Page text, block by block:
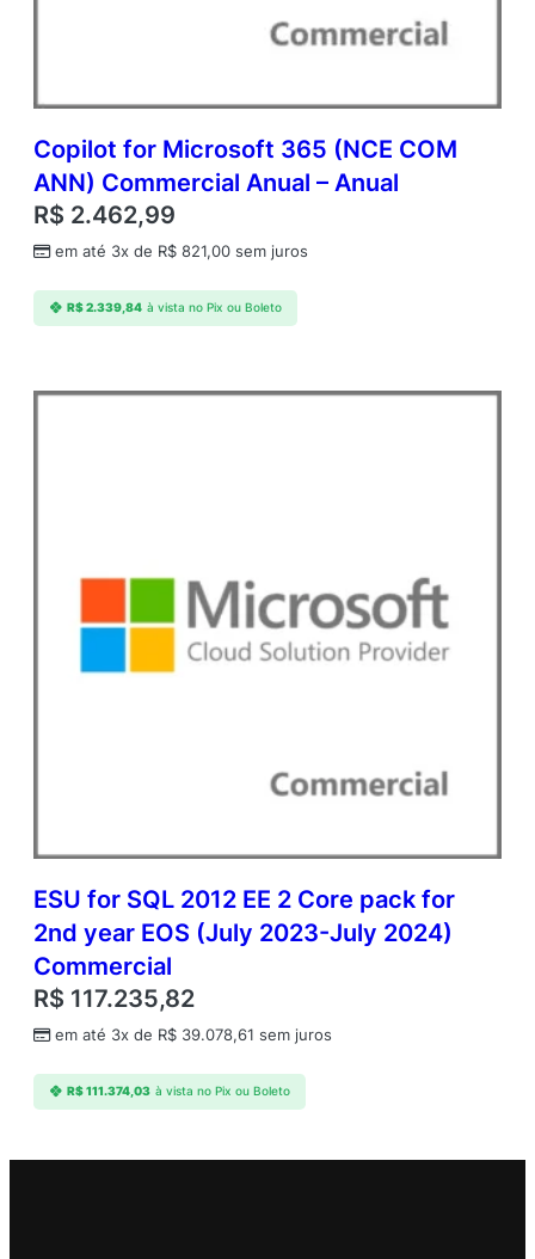
Copilot for Microsoft 365 (NCE COM
ANN) Commercial Anual – Anual
R$ 2.462,99
em até 3x de R$ 821,00 sem juros
R$2.339,84 à vista no Pix ou Boleto
ESU for SQL 2012 EE 2 Core pack for
2nd year EOS (July 2023-July 2024)
Commercial
R$ 117.235,82
em até 3x de R$ 39.078,61 sem juros
R$111.374,03 à vista no Pix ou Boleto